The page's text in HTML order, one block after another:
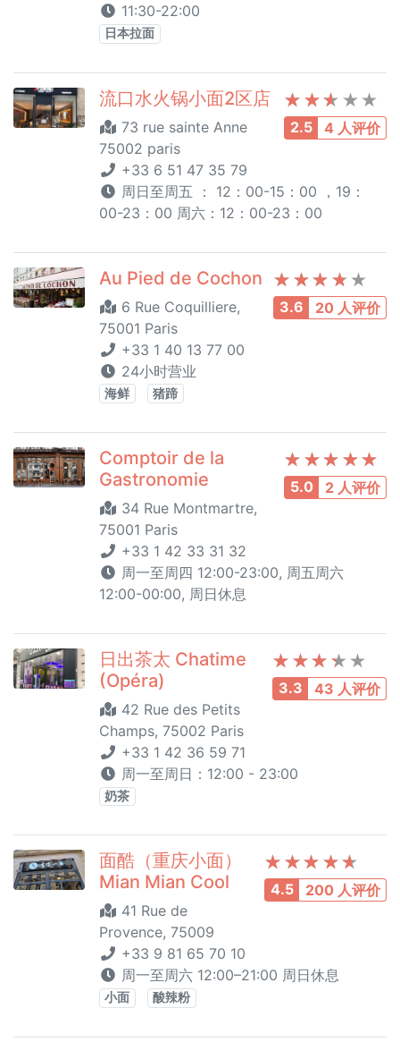
11:30-22:00
日本拉面
2.5 4 人评价
流口水火锅小面2区店
73 rue sainte Anne
75002 paris
+33 6 51 47 35 79
周日至周五 ： 12：00-15：00 ，19：
00-23：00 周六：12：00-23：00
3.6 20 人评价
Au Pied de Cochon
6 Rue Coquilliere,
75001 Paris
+33 1 40 13 77 00
24小时营业
海鲜 猪蹄
5.0 2 人评价
Comptoir de la
Gastronomie
34 Rue Montmartre,
75001 Paris
+33 1 42 33 31 32
周一至周四 12:00-23:00, 周五周六
12:00-00:00, 周日休息
3.3 43 人评价
日出茶太 Chatime
(Opéra)
42 Rue des Petits
Champs, 75002 Paris
+33 1 42 36 59 71
周一至周日：12:00 - 23:00
奶茶
4.5 200 人评价
面酷（重庆小面）
Mian Mian Cool
41 Rue de
Provence, 75009
+33 9 81 65 70 10
周一至周六 12:00–21:00 周日休息
小面 酸辣粉